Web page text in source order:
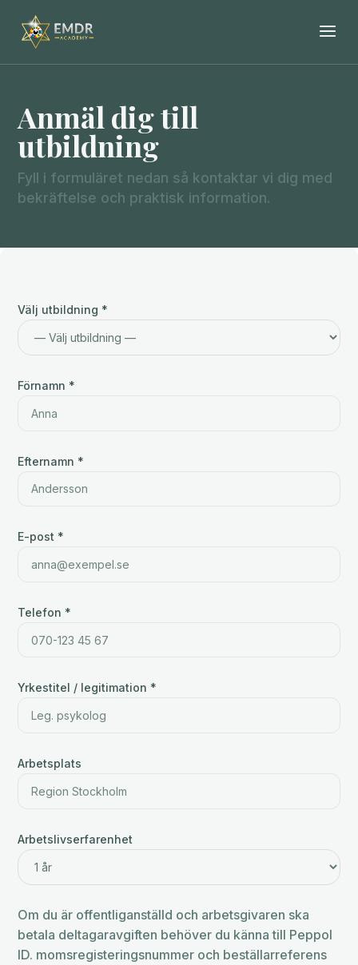
Anmäl dig till
utbildning
Fyll i formuläret nedan så kontaktar vi dig med
bekräftelse och praktisk information.
Välj utbildning *
Förnamn *
Efternamn *
E-post *
Telefon *
Yrkestitel / legitimation *
Arbetsplats
Arbetslivserfarenhet
Om du är offentliganställd och arbetsgivaren ska
betala deltagaravgiften behöver du känna till Peppol
ID. momsregisteringsnummer och beställarreferens